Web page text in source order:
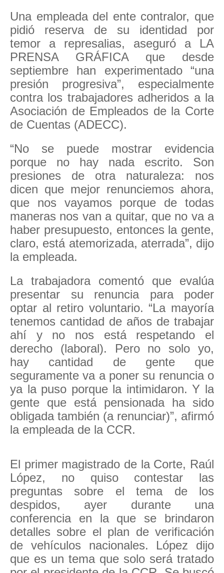
Una empleada del ente contralor, que
pidió reserva de su identidad por
temor a represalias, aseguró a LA
PRENSA GRÁFICA que desde
septiembre han experimentado “una
presión progresiva”, especialmente
contra los trabajadores adheridos a la
Asociación de Empleados de la Corte
de Cuentas (ADECC).
“No se puede mostrar evidencia
porque no hay nada escrito. Son
presiones de otra naturaleza: nos
dicen que mejor renunciemos ahora,
que nos vayamos porque de todas
maneras nos van a quitar, que no va a
haber presupuesto, entonces la gente,
claro, está atemorizada, aterrada”, dijo
la empleada.
La trabajadora comentó que evalúa
presentar su renuncia para poder
optar al retiro voluntario. “La mayoría
tenemos cantidad de años de trabajar
ahí y no nos está respetando el
derecho (laboral). Pero no solo yo,
hay cantidad de gente que
seguramente va a poner su renuncia o
ya la puso porque la intimidaron. Y la
gente que está pensionada ha sido
obligada también (a renunciar)”, afirmó
la empleada de la CCR.
El primer magistrado de la Corte, Raúl
López, no quiso contestar las
preguntas sobre el tema de los
despidos, ayer durante una
conferencia en la que se brindaron
detalles sobre el plan de verificación
de vehículos nacionales. López dijo
que es un tema que solo será tratado